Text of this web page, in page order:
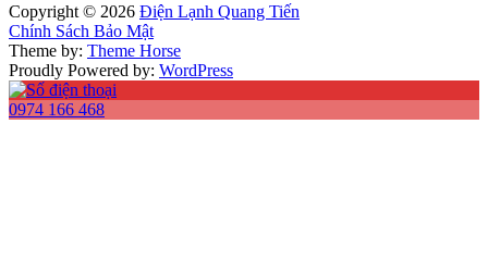
Copyright © 2026 Điện Lạnh Quang Tiến
Chính Sách Bảo Mật
Theme by: Theme Horse
Proudly Powered by: WordPress
0974 166 468